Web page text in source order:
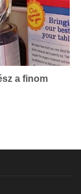
a finom